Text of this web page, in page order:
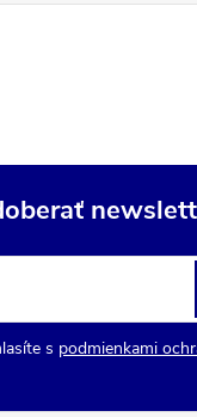
s podmienkami